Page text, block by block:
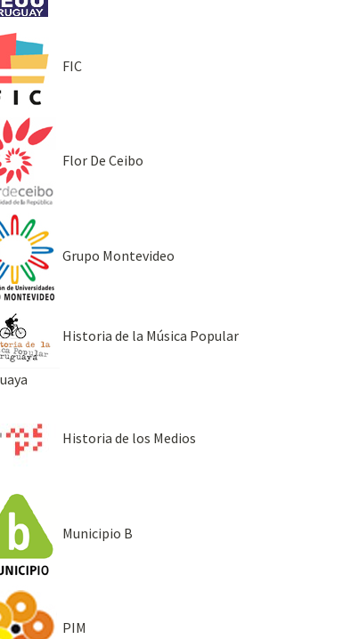
FIC
Flor De Ceibo
Grupo Montevideo
Historia de la Música Popular
Historia de los Medios
Municipio B
PIM